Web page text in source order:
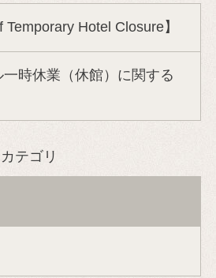
Temporary Hotel Closure】
一時休業（休館）に関する
カテゴリ